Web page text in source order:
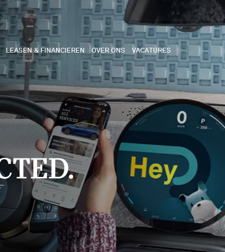
3-DEURS
CABRIO
5-DEURS
COOPER WORKS
SMITH EDITION
LEASEN & FINANCIEREN OVER ONS VACATURES